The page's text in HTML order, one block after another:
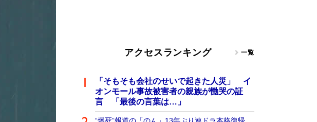
アクセスランキング 一覧
「そもそも会社のせいで起きた人災」 イ
オンモール事故被害者の親族が慟哭の証
言 「最後の言葉は…」
“爆死”報道の「のん」13年ぶり連ドラ本格復帰